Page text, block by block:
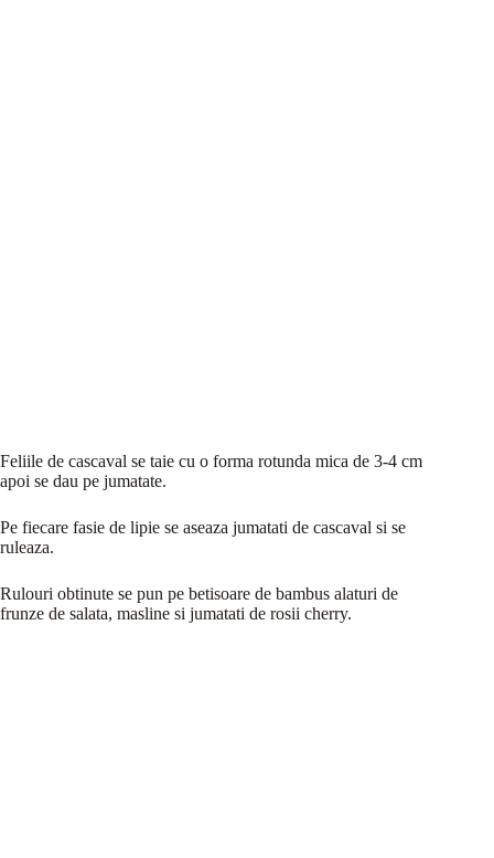
Feliile de cascaval se taie cu o forma rotunda mica de 3-4 cm
apoi se dau pe jumatate.
Pe fiecare fasie de lipie se aseaza jumatati de cascaval si se
ruleaza.
Rulouri obtinute se pun pe betisoare de bambus alaturi de
frunze de salata, masline si jumatati de rosii cherry.